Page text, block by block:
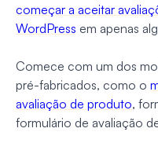
começar a aceitar
WordPress em apenas
Comece com um dos
pré-fabricados, como o
avaliação de produto,
formulário de avaliação